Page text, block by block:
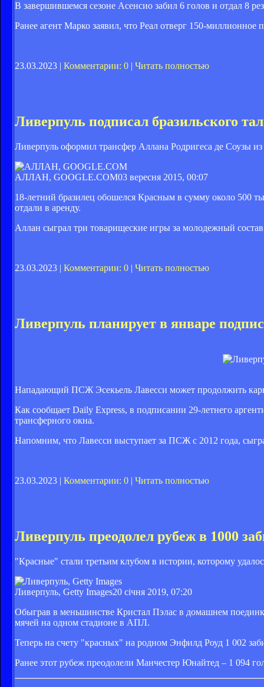
В завершившемся сезоне Асенсио забил 6 голов и отдал 8
Ранее агент Марко заявил, что Реал отверг 150-миллионное
23.03.2023 | Комментарии: 0 | Читать полностью
Ливерпуль подписал бразильского
Ливерпуль оформил трансфер Аллана Родригеса де Соузы
АЛЛАН, GOOGLE.COM03 вересня 2015, 00:07
18-летний бразилец обошелся Красным в сумму около 500
отдали в аренду.
Аллан сыграл три товарищеские игры за молодежный
23.03.2023 | Комментарии: 0 | Читать полностью
Ливерпуль планирует в январе
Нападающий ПСЖ Эсекьель Лавесси может продолжить
Как сообщает Daily Express, в подписании 29-летнего
трансферного окна.
Напомним, что Лавесси выступает за ПСЖ с 2012 года,
23.03.2023 | Комментарии: 0 | Читать полностью
Ливерпуль преодолел рубеж в 1000
"Красные" стали третьим клубом в истории, которому
Ливерпуль, Getty Images20 січня 2019, 07:20
Обыграв в меньшинстве Кристал Пэлас в домашнем
мячей на одном стадионе в АПЛ.
Теперь на счету "красных" на родном Энфилд Роуд 1 002
Ранее этот рубеж преодолели Манчестер Юнайтед – 1 094